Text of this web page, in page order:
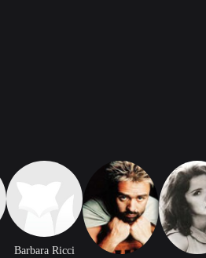
Barbara Ricci